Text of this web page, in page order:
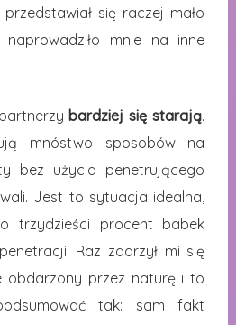
się raczej mało
mnie na inne
partnerzybardziej się starają.
mnóstwo sposobów na
bez użycia penetrującego
Jest to sytuacja idealna,
trzydzieści procent babek
Raz zdarzył mi się
obdarzony przez naturę i to
tak: sam fakt